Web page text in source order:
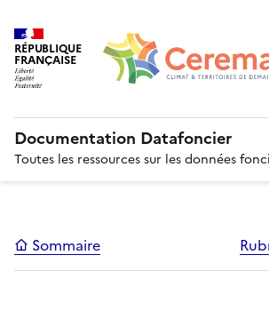
RÉPUBLIQUE
FRANÇAISE
Documentation Datafoncier
Toutes les ressources sur les données
Sommaire